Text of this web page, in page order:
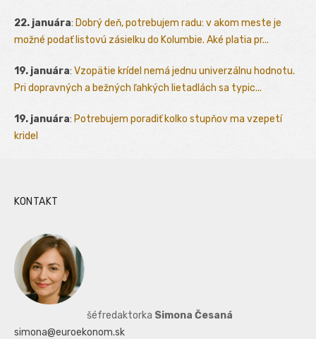
22. januára: Dobrý deň, potrebujem radu: v akom meste je
možné podať listovú zásielku do Kolumbie. Aké platia pr...
19. januára: Vzopätie krídel nemá jednu univerzálnu hodnotu.
Pri dopravných a bežných ľahkých lietadlách sa typic...
19. januára: Potrebujem poradiť kolko stupňov ma vzepetí
kridel
KONTAKT
šéfredaktorka Simona Česaná
simona@euroekonom.sk